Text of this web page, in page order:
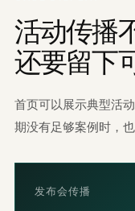
活动传播
还要留下
首页可以展示典型活
期没有足够案例时，
发布会传播